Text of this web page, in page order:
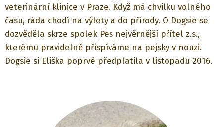
veterinární klinice v Praze. Když má chvilku volného
času, ráda chodí na výlety a do přírody. O Dogsie se
dozvěděla skrze spolek Pes nejvěrnější přítel z.s.,
kterému pravidelně přispíváme na pejsky v nouzi.
Dogsie si Eliška poprvé předplatila v listopadu 2016.